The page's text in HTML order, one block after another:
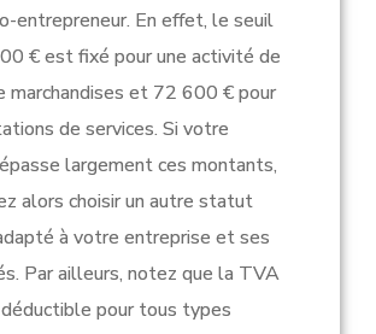
entrepreneur. En effet, le seuil
€ est fixé pour une activité de
marchandises et 72 600 € pour
de services. Si votre
largement ces montants,
alors choisir un autre statut
à votre entreprise et ses
Par ailleurs, notez que la TVA
déductible pour tous types